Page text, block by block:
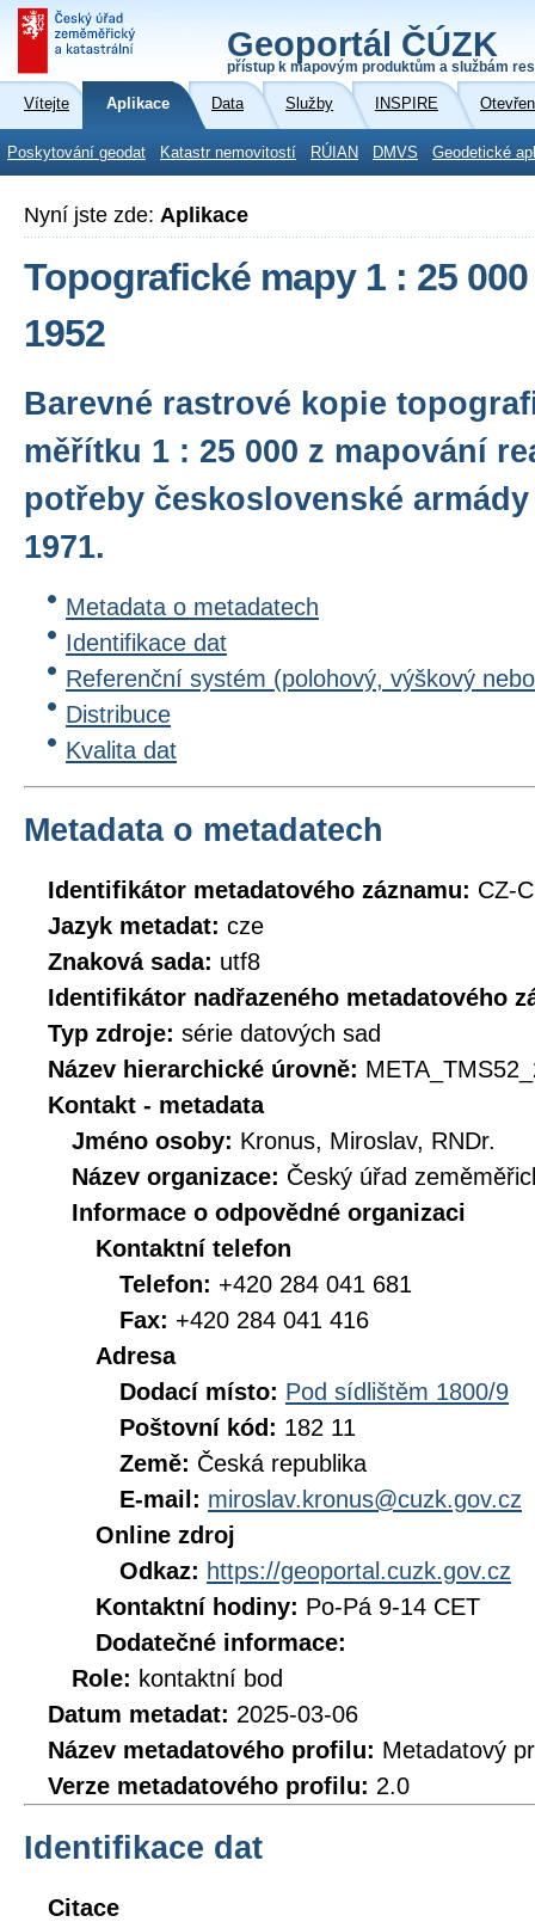
Geoportál ČÚZK
přístup k mapovým produktům a službám
Vítejte Aplikace Data Služby INSPIRE
Poskytování geodat Katastr nemovitostí RÚIAN DMVS Geodetické
Nyní jste zde: Aplikace
Topografické mapy 1 : 25
1952
Barevné rastrové kopie
měřítku 1 : 25 000 z mapování
potřeby československé
1971.
Metadata o metadatech
Identifikace dat
Referenční systém (polohový, výškový
Distribuce
Kvalita dat
Metadata o metadatech
Identifikátor metadatového záznamu: CZ-
Jazyk metadat: cze
Znaková sada: utf8
Identifikátor nadřazeného metadatového
Typ zdroje: série datových sad
Název hierarchické úrovně:
Kontakt - metadata
Jméno osoby: Kronus, Miroslav, RNDr.
Název organizace: Český úřad
Informace o odpovědné organizaci
Kontaktní telefon
Telefon: +420 284 041 681
Fax: +420 284 041 416
Adresa
Dodací místo: Pod sídlištěm 1800/9
Poštovní kód: 182 11
Země: Česká republika
E-mail: miroslav.kronus@cuzk.gov.cz
Online zdroj
Odkaz: https://geoportal.cuzk.gov.cz
Kontaktní hodiny: Po-Pá 9-14 CET
Dodatečné informace:
Role: kontaktní bod
Datum metadat: 2025-03-06
Název metadatového profilu: Metadatový
Verze metadatového profilu: 2.0
Identifikace dat
Citace